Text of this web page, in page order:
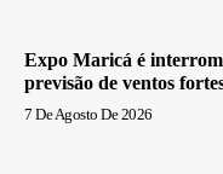
Expo Maricá é
previsão de ventos
7 De Agosto De 2026